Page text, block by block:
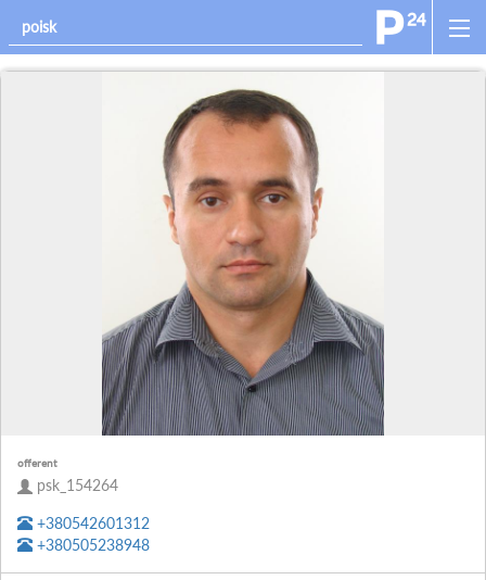
offerent
psk_154264
+380542601312
+380505238948